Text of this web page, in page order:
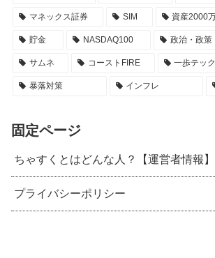
マネックス証券 SIM 資産2000
貯金 NASDAQ100 政治・政策
サムネ コーストFIRE 一歩テッ
暴落対策 インフレ
固定ページ
ちゃすくとはどんな人？【運営者情報】
プライバシーポリシー